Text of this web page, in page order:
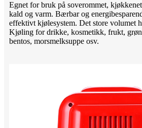
Egnet for bruk på soverommet,
kald og varm. Bærbar og
effektivt kjølesystem. Det store volumet
Kjøling for drikke, kosmetikk, frukt,
bentos, morsmelksuppe osv.